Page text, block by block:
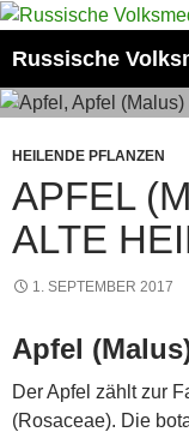
Zum
springen
Russische
HEILENDE PFLANZEN
APFEL
ALTE
1. SEPTEMBER 2017
Apfel
Der Apfel zählt zur
(Rosaceae). Die